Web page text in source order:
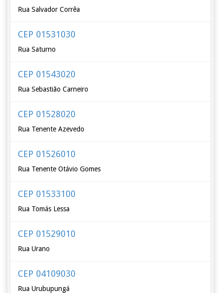
Rua Salvador Corrêa
CEP 01531030
Rua Saturno
CEP 01543020
Rua Sebastião Carneiro
CEP 01528020
Rua Tenente Azevedo
CEP 01526010
Rua Tenente Otávio Gomes
CEP 01533100
Rua Tomás Lessa
CEP 01529010
Rua Urano
CEP 04109030
Rua Urubupungá